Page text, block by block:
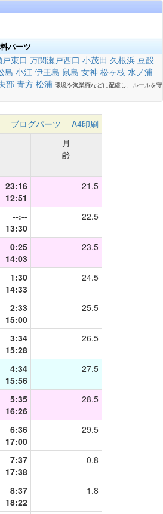
パーツ
東口 万関瀬戸西口 小茂田 久根浜 豆酘
島 小江 伊王島 鼠島 女神 松ヶ枝 水ノ浦
部 青方 松浦 環境や漁業権などに配慮し、ルールを守
ブログパーツ
A4印刷
月
齢
23:16
12:51
21.5
--:--
13:30
22.5
0:25
14:03
23.5
1:30
14:33
24.5
2:33
15:00
25.5
3:34
15:28
26.5
4:34
15:56
27.5
5:35
16:26
28.5
6:36
17:00
29.5
7:37
17:38
0.8
8:37
18:22
1.8